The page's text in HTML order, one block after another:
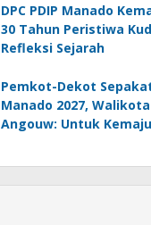
Keimigrasian
DPC PDIP Manado
30 Tahun Peristiwa
Refleksi Sejarah
Pemkot-Dekot
Manado 2027,
Angouw: Untuk